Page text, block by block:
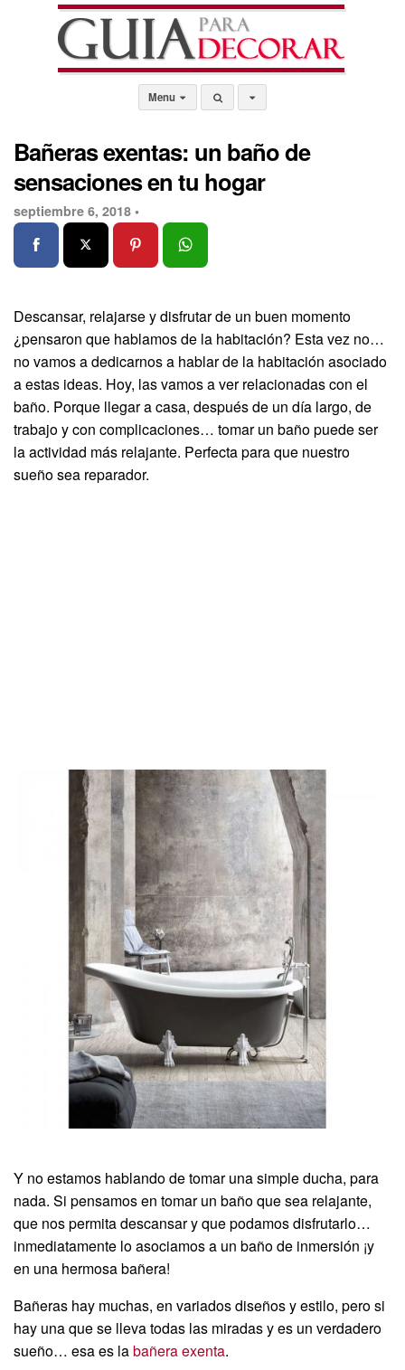
Menu
Bañeras exentas: un baño de
sensaciones en tu hogar
septiembre 6, 2018 •
Descansar, relajarse y disfrutar de un buen momento
¿pensaron que hablamos de la habitación? Esta vez no…
no vamos a dedicarnos a hablar de la habitación asociado
a estas ideas. Hoy, las vamos a ver relacionadas con el
baño. Porque llegar a casa, después de un día largo, de
trabajo y con complicaciones… tomar un baño puede ser
la actividad más relajante. Perfecta para que nuestro
sueño sea reparador.
Y no estamos hablando de tomar una simple ducha, para
nada. Si pensamos en tomar un baño que sea relajante,
que nos permita descansar y que podamos disfrutarlo…
inmediatamente lo asociamos a un baño de inmersión ¡y
en una hermosa bañera!
Bañeras hay muchas, en variados diseños y estilo, pero si
hay una que se lleva todas las miradas y es un verdadero
sueño… esa es labañera exenta.